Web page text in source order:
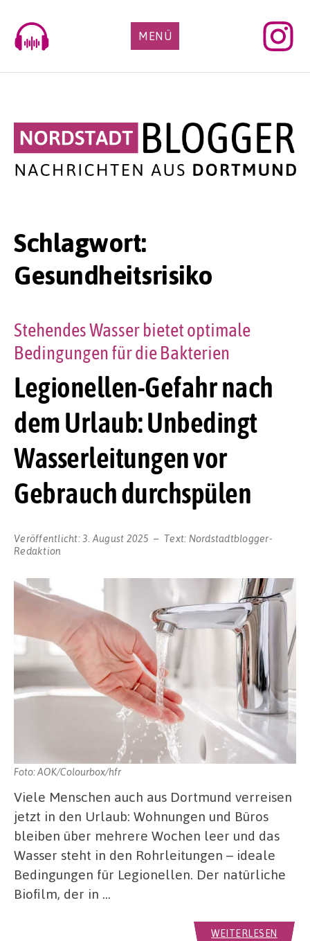
content
MENÜ
Schlagwort:
Gesundheitsrisiko
Legionellen-Gefahr nach
dem Urlaub: Unbedingt
Wasserleitungen vor
Gebrauch durchspülen
Stehendes Wasser bietet optimale
Bedingungen für die Bakterien
Veröffentlicht:3. August 2025 Text: Nordstadtblogger-
Redaktion
Foto: AOK/Colourbox/hfr
Viele Menschen auch aus Dortmund verreisen
jetzt in den Urlaub: Wohnungen und Büros
bleiben über mehrere Wochen leer und das
Wasser steht in den Rohrleitungen – ideale
Bedingungen für Legionellen. Der natürliche
Biofilm, der in …
WEITERLESEN